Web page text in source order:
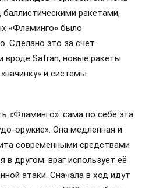
ракетами,
«Фламинго» было
Сделано это за счёт
вроде Safran, новые ракеты
и системы
«Фламинго»: сама по себе эта
оружие». Она медленная и
современными средствами
в другом: враг использует её
атаки. Сначала в ход идут